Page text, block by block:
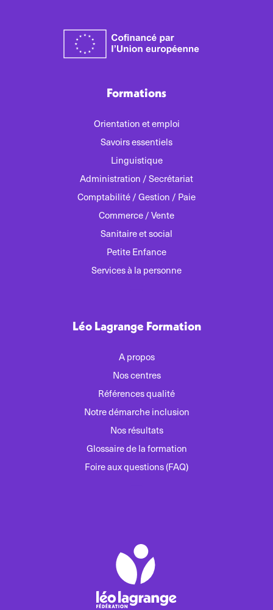
Formations
Orientation et emploi
Savoirs essentiels
Linguistique
Administration / Secrétariat
Comptabilité / Gestion / Paie
Commerce / Vente
Sanitaire et social
Petite Enfance
Services à la personne
Léo Lagrange Formation
A propos
Nos centres
Références qualité
Notre démarche inclusion
Nos résultats
Glossaire de la formation
Foire aux questions (FAQ)